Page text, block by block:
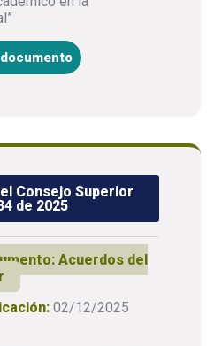
Consejo Superior
de 2025
Acuerdos del
02/12/2025